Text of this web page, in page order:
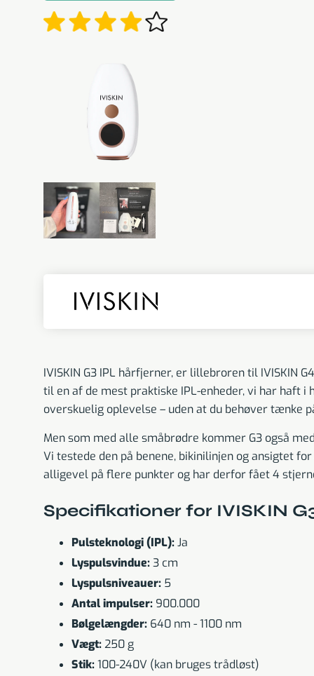
IVISKIN G3 IPL hårfjerner, er lillebroren til IVISKIN
til en af de mest praktiske IPL-enheder, vi har haft
overskuelig oplevelse – uden at du behøver tænke
Men som med alle småbrødre kommer G3 også
Vi testede den på benene, bikinilinjen og ansigtet
alligevel på flere punkter og har derfor fået 4
Specifikationer for IVISKIN
Pulsteknologi (IPL):Ja
Lyspulsvindue:3 cm
Lyspulsniveauer: 5
Antal impulser: 900.000
Bølgelængder: 640 nm - 1100 nm
Vægt:250 g
Stik:100-240V (kan bruges trådløst)